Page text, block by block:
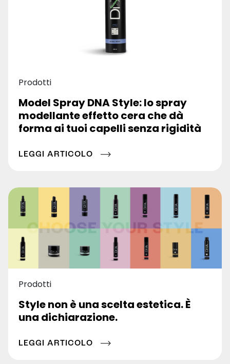
Prodotti
Model Spray DNA Style: lo spray
modellante effetto cera che dà
forma ai tuoi capelli senza rigidità
LEGGI ARTICOLO
Prodotti
Style non è una scelta estetica. È
una dichiarazione.
LEGGI ARTICOLO